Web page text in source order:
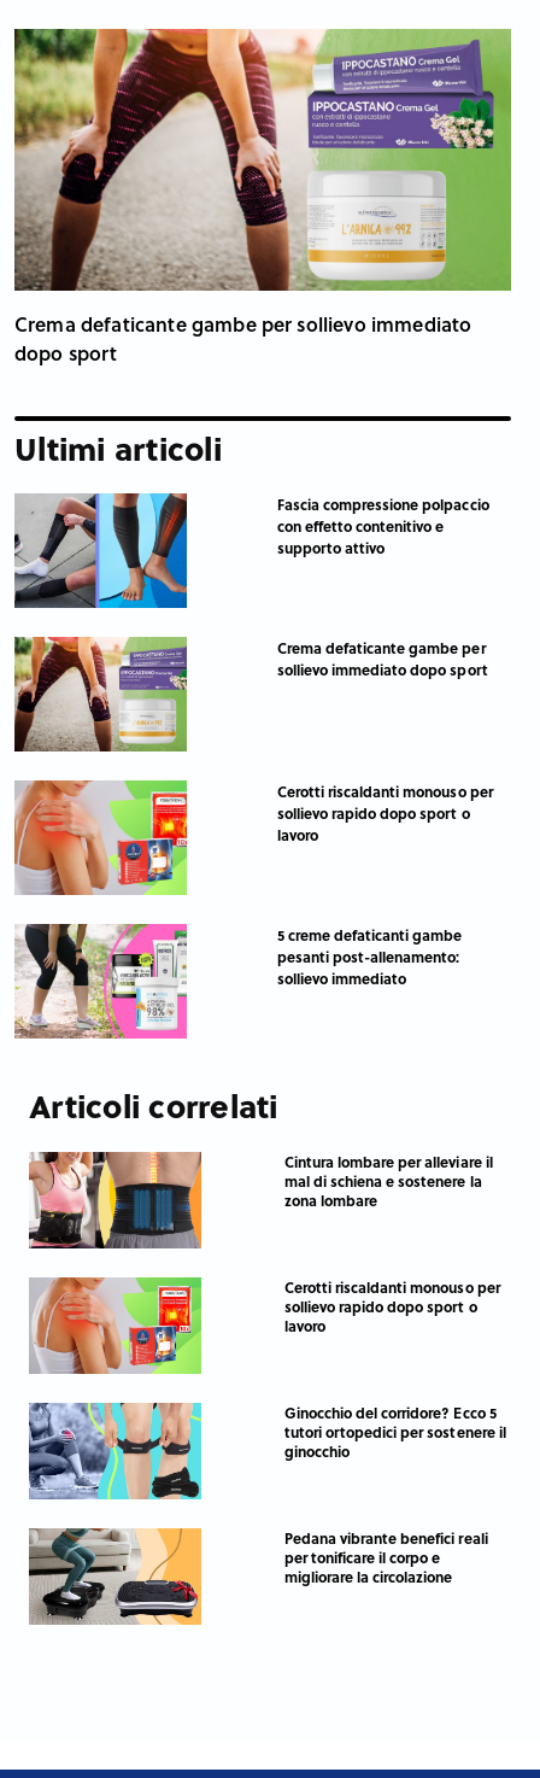
Crema defaticante gambe per sollievo immediato
dopo sport
Ultimi articoli
Fascia compressione polpaccio
con effetto contenitivo e
supporto attivo
Crema defaticante gambe per
sollievo immediato dopo sport
Cerotti riscaldanti monouso per
sollievo rapido dopo sport o
lavoro
5 creme defaticanti gambe
pesanti post-allenamento:
sollievo immediato
Articoli correlati
Cintura lombare per alleviare il
mal di schiena e sostenere la
zona lombare
Cerotti riscaldanti monouso per
sollievo rapido dopo sport o
lavoro
Ginocchio del corridore? Ecco 5
tutori ortopedici per sostenere il
ginocchio
Pedana vibrante benefici reali
per tonificare il corpo e
migliorare la circolazione